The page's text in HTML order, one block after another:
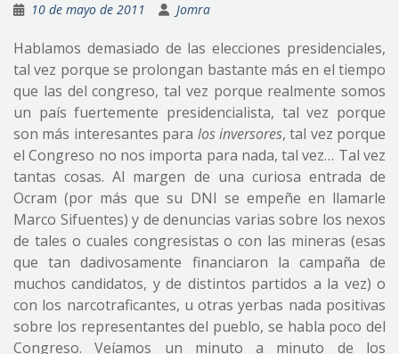
10 de mayo de 2011 Jomra
Hablamos demasiado de las elecciones presidenciales,
tal vez porque se prolongan bastante más en el tiempo
que las del congreso, tal vez porque realmente somos
un país fuertemente presidencialista, tal vez porque
son más interesantes para los inversores, tal vez porque
el Congreso no nos importa para nada, tal vez… Tal vez
tantas cosas. Al margen de una curiosa entrada de
Ocram (por más que su DNI se empeñe en llamarle
Marco Sifuentes) y de denuncias varias sobre los nexos
de tales o cuales congresistas o con las mineras (esas
que tan dadivosamente financiaron la campaña de
muchos candidatos, y de distintos partidos a la vez) o
con los narcotraficantes, u otras yerbas nada positivas
sobre los representantes del pueblo, se habla poco del
Congreso. Veíamos un minuto a minuto de los